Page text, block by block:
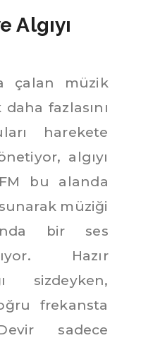
Algıyı
çalan müzik
daha fazlasını
harekete
algıyı
bu alanda
müziği
bir ses
Hazır
sizdeyken,
frekansta
sadece